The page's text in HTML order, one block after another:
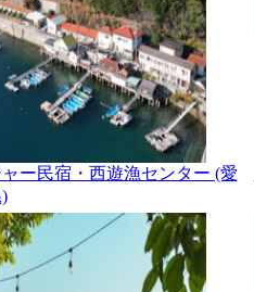
ャー民宿・西遊漁センター (愛